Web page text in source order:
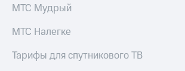
МТС Мудрый
МТС Налегке
Тарифы для спутникового ТВ